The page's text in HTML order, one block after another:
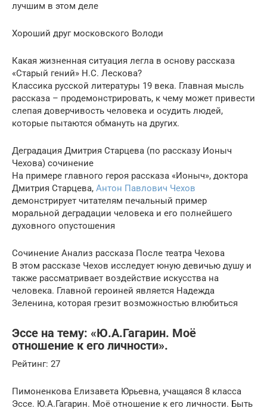
лучшим в этом деле
Хороший друг московского Володи
Какая жизненная ситуация легла в основу рассказа
«Старый гений» Н.С. Лескова?
Классика русской литературы 19 века. Главная мысль
рассказа – продемонстрировать, к чему может привести
слепая доверчивость человека и осудить людей,
которые пытаются обмануть на других.
Деградация Дмитрия Старцева (по рассказу Ионыч
Чехова) сочинение
На примере главного героя рассказа «Ионыч», доктора
Дмитрия Старцева, Антон Павлович Чехов
демонстрирует читателям печальный пример
моральной деградации человека и его полнейшего
духовного опустошения
Сочинение Анализ рассказа После театра Чехова
В этом рассказе Чехов исследует юную девичью душу и
также рассматривает воздействие искусства на
человека. Главной героиней является Надежда
Зеленина, которая грезит возможностью влюбиться
Эссе на тему: «Ю.А.Гагарин. Моё
отношение к его личности».
Рейтинг: 27
Пимоненкова Елизавета Юрьевна, учащаяся 8 класса
Эссе. Ю.А.Гагарин. Моё отношение к его личности. Быть